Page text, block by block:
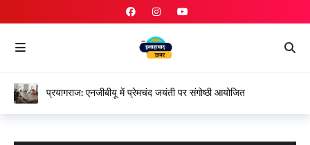
प्रयागराज: एनजीबीयू में प्रेमचंद जयंती पर संगोष्ठी आयोजित